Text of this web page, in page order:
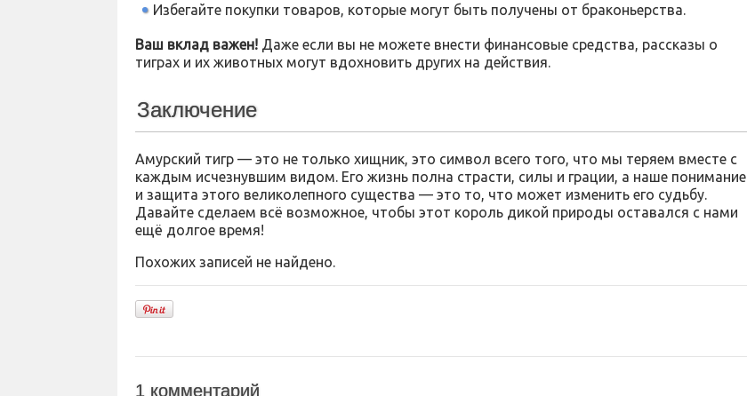
Избегайте покупки товаров, которые могут быть получены от браконьерства.
Ваш вклад важен! Даже если вы не можете внести финансовые средства, рассказы о
тиграх и их животных могут вдохновить других на действия.
Заключение
Амурский тигр — это не только хищник, это символ всего того, что мы теряем вместе с
каждым исчезнувшим видом. Его жизнь полна страсти, силы и грации, а наше понимание
и защита этого великолепного существа — это то, что может изменить его судьбу.
Давайте сделаем всё возможное, чтобы этот король дикой природы оставался с нами
ещё долгое время!
Похожих записей не найдено.
1 комментарий